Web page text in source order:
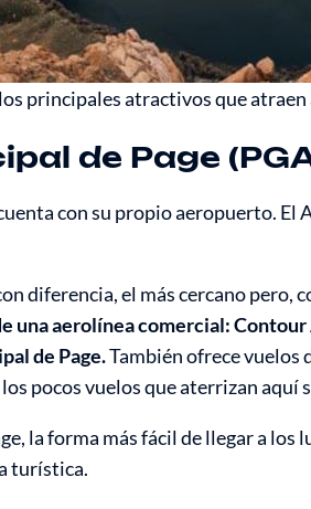
principales atractivos que atraen
de Page
con su propio aeropuerto.
diferencia, el más cercano pero,
una aerolínea comercial:
de Page.También ofrece vuelos
pocos vuelos que aterrizan aquí
la forma más fácil de llegar a los
turística.